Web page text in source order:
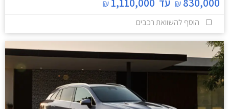
830,000
₪ עד 1,110,000
₪
הוסף להשוואת רכבים